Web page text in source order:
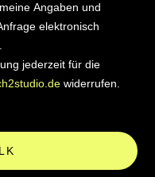
Angaben und
elektronisch
jederzeit für die
widerrufen.